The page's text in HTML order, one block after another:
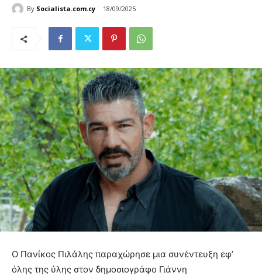
By Socialista.com.cy 18/09/2025
Ο Πανίκος Πιλάλης παραχώρησε μια συνέντευξη εφ’
όλης της ύλης στον δημοσιογράφο Γιάννη